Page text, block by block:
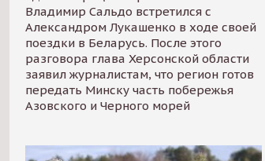
Владимир Сальдо встретился с
Александром Лукашенко в ходе своей
поездки в Беларусь. После этого
разговора глава Херсонской области
заявил журналистам, что регион готов
передать Минску часть побережья
Азовского и Черного морей